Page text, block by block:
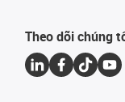
Theo dõi chúng